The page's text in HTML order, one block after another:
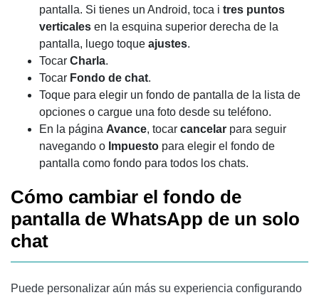
pantalla. Si tienes un Android, toca i tres puntos
verticales en la esquina superior derecha de la
pantalla, luego toque ajustes.
Tocar Charla.
Tocar Fondo de chat.
Toque para elegir un fondo de pantalla de la lista de
opciones o cargue una foto desde su teléfono.
En la página Avance, tocar cancelar para seguir
navegando o Impuesto para elegir el fondo de
pantalla como fondo para todos los chats.
Cómo cambiar el fondo de
pantalla de WhatsApp de un solo
chat
Puede personalizar aún más su experiencia configurando